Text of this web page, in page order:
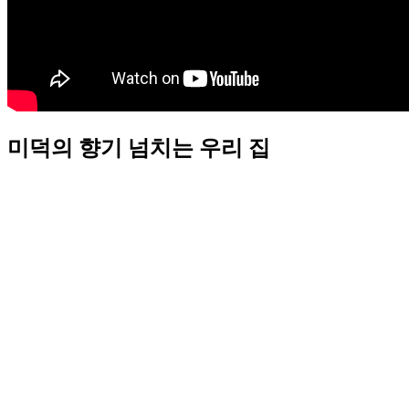
미덕의 향기 넘치는 우리 집